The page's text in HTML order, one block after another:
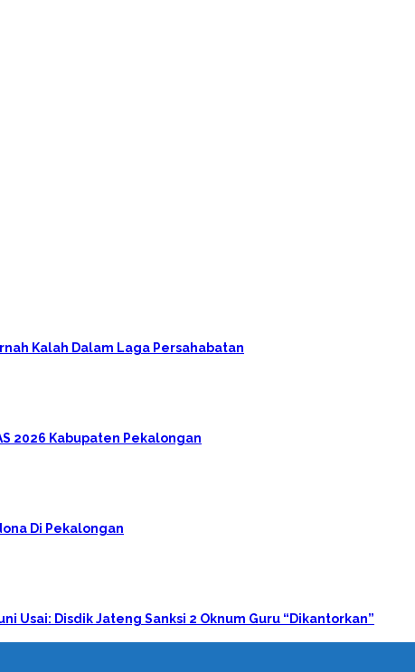
Kalah Dalam Laga Persahabatan
2026 Kabupaten Pekalongan
Di Pekalongan
Usai: Disdik Jateng Sanksi 2 Oknum Guru “Dikantorkan”